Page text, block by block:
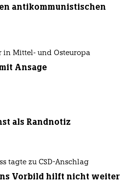
antikommunistischen
in Mittel- und Osteuropa
Ansage
als Randnotiz
tagte zu CSD-Anschlag
Vorbild hilft nicht weiter